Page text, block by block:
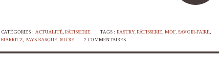
CATÉGORIES : ACTUALITÉ, PÂTISSERIE TAGS :PASTRY,PÂTISSERIE,MOF, SAVOIR-FAIRE,
BIARRITZ, PAYS BASQUE, SUCRE 2 COMMENTAIRES